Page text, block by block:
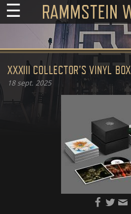
☰
XXXIII COLLECTOR’S VINYL BOX
18sept. 2025